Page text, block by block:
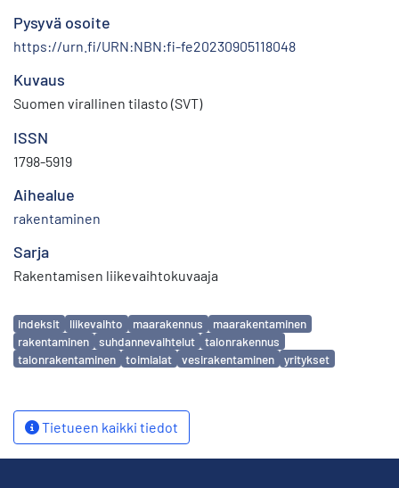
Pysyvä osoite
https://urn.fi/URN:NBN:fi-fe20230905118048
Kuvaus
Suomen virallinen tilasto (SVT)
ISSN
1798-5919
Aihealue
rakentaminen
Sarja
Rakentamisen liikevaihtokuvaaja
Avainsanat
indeksit liikevaihto maarakennus
maarakentaminen
rakentaminen
suhdannevaihtelut
talonrakennus
talonrakentaminen
toimialat vesirakentaminen yritykset
Tietueen kaikki tiedot